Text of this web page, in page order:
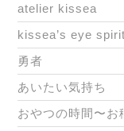
atelier kissea
kissea’s eye
勇者
あいたい気持ち
おやつの時間〜お